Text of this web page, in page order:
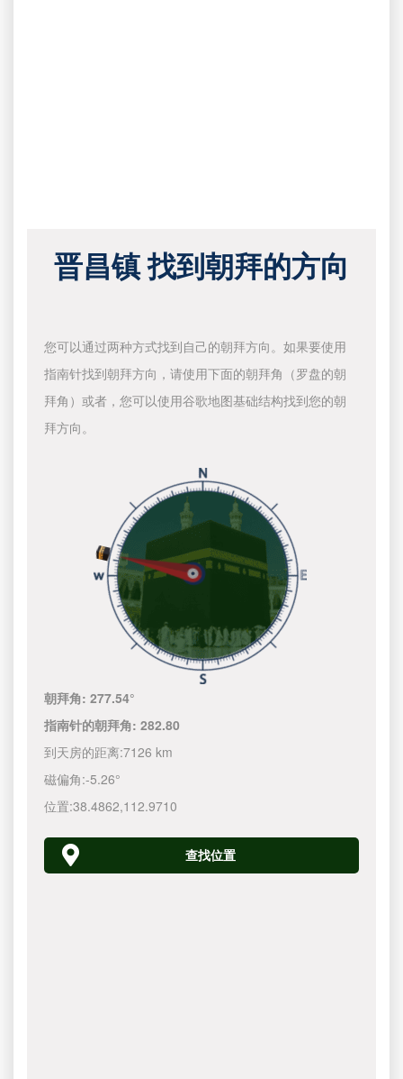
晋昌镇 找到朝拜的方向
您可以通过两种方式找到自己的朝拜方向。如果要使用
指南针找到朝拜方向，请使用下面的朝拜角（罗盘的朝
拜角）或者，您可以使用谷歌地图基础结构找到您的朝
拜方向。
朝拜角:277.54°
指南针的朝拜角:282.80
到天房的距离:7126 km
磁偏角:-5.26°
位置:38.4862,112.9710
查找位置